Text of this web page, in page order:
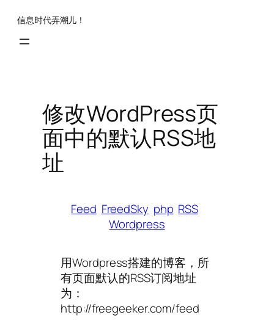
信息时代弄潮儿！
修改WordPress页
面中的默认RSS地
址
Feed FreedSky php RSS
Wordpress
用Wordpress搭建的博客，所
有页面默认的RSS订阅地址
为：
http://freegeeker.com/feed